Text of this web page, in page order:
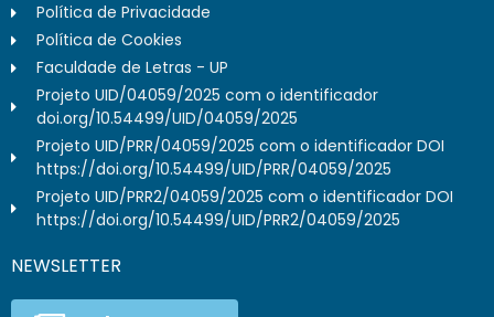
Política de Privacidade
Política de Cookies
Faculdade de Letras - UP
Projeto UID/04059/2025 com o identificador
doi.org/10.54499/UID/04059/2025
Projeto UID/PRR/04059/2025 com o identificador DOI
https://doi.org/10.54499/UID/PRR/04059/2025
Projeto UID/PRR2/04059/2025 com o identificador DOI
https://doi.org/10.54499/UID/PRR2/04059/2025
NEWSLETTER